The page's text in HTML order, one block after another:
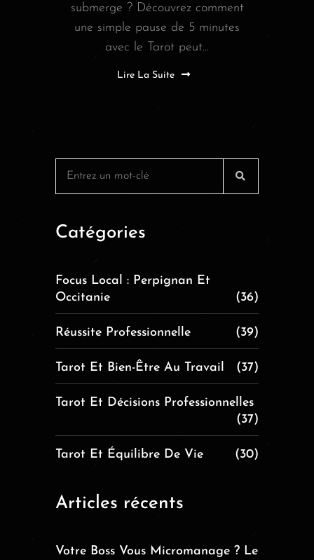
submerge ? Découvrez comment
une simple pause de 5 minutes
avec le Tarot peut...
Lire La Suite
Catégories
Focus Local : Perpignan Et
Occitanie
(36)
Réussite Professionnelle (39)
Tarot Et Bien-Être Au Travail (37)
Tarot Et Décisions Professionnelles
(37)
Tarot Et Équilibre De Vie (30)
Articles récents
Votre Boss Vous Micromanage ? Le